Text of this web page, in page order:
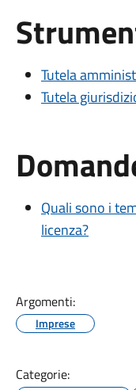
Tutela
Tutela
Quali sono i
licenza?
Argomenti:
Imprese
Categorie: